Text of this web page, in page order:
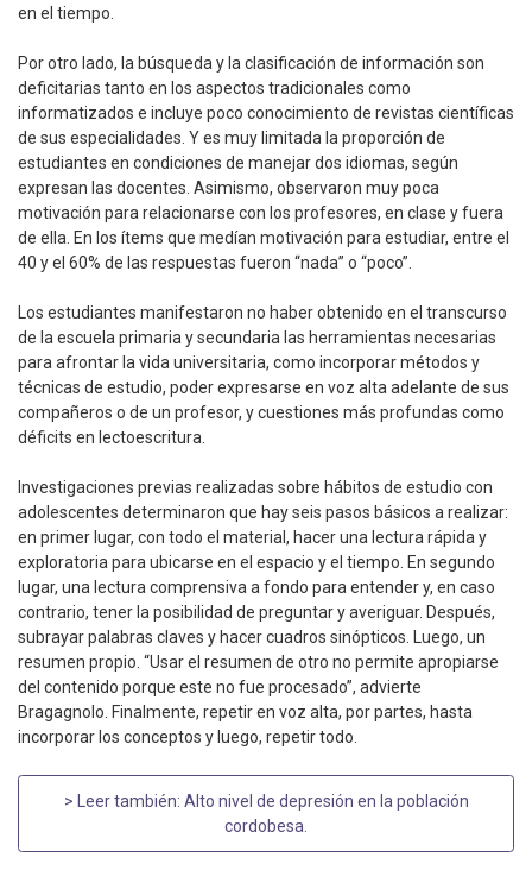
en el tiempo.
Por otro lado, la búsqueda y la clasificación de información son
deficitarias tanto en los aspectos tradicionales como
informatizados e incluye poco conocimiento de revistas científicas
de sus especialidades. Y es muy limitada la proporción de
estudiantes en condiciones de manejar dos idiomas, según
expresan las docentes. Asimismo, observaron muy poca
motivación para relacionarse con los profesores, en clase y fuera
de ella. En los ítems que medían motivación para estudiar, entre el
40 y el 60% de las respuestas fueron “nada” o “poco”.
Los estudiantes manifestaron no haber obtenido en el transcurso
de la escuela primaria y secundaria las herramientas necesarias
para afrontar la vida universitaria, como incorporar métodos y
técnicas de estudio, poder expresarse en voz alta adelante de sus
compañeros o de un profesor, y cuestiones más profundas como
déficits en lectoescritura.
Investigaciones previas realizadas sobre hábitos de estudio con
adolescentes determinaron que hay seis pasos básicos a realizar:
en primer lugar, con todo el material, hacer una lectura rápida y
exploratoria para ubicarse en el espacio y el tiempo. En segundo
lugar, una lectura comprensiva a fondo para entender y, en caso
contrario, tener la posibilidad de preguntar y averiguar. Después,
subrayar palabras claves y hacer cuadros sinópticos. Luego, un
resumen propio. “Usar el resumen de otro no permite apropiarse
del contenido porque este no fue procesado”, advierte
Bragagnolo. Finalmente, repetir en voz alta, por partes, hasta
incorporar los conceptos y luego, repetir todo.
> Leer también: Alto nivel de depresión en la población
cordobesa